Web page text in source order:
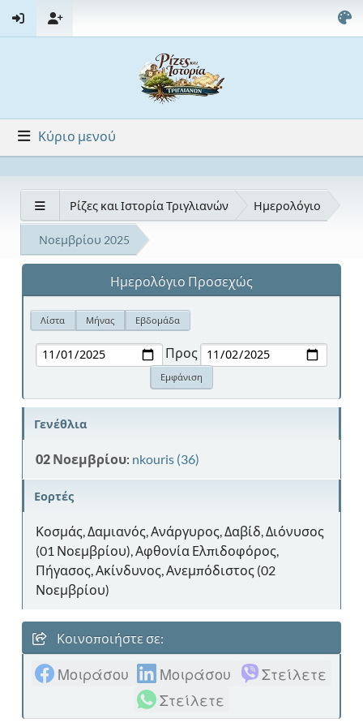
Κύριο μενού
Ρίζες και Ιστορία Τριγλιανών Ημερολόγιο
Νοεμβρίου 2025
Ημερολόγιο Προσεχώς
Λίστα Μήνας Εβδομάδα
Προς
Γενέθλια
02 Νοεμβρίου: nkouris (36)
Εορτές
Κοσμάς, Δαμιανός, Ανάργυρος, Δαβίδ, Διόνυσος
(01 Νοεμβρίου), Αφθονία Ελπιδοφόρος,
Πήγασος, Ακίνδυνος, Ανεμπόδιστος (02
Νοεμβρίου)
Κοινοποιήστε σε:
Μοιράσου Μοιράσου
Στείλετε
Στείλετε